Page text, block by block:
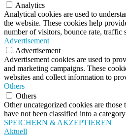
Analytics
Analytical cookies are used to
the website. These cookies help
number of visitors, bounce rate, traffic
Advertisement
Advertisement
Advertisement cookies are used to
and marketing campaigns. These
websites and collect information to
Others
Others
Other uncategorized cookies are those
have not been classified into a
SPEICHERN & AKZEPTIEREN
Aktuell